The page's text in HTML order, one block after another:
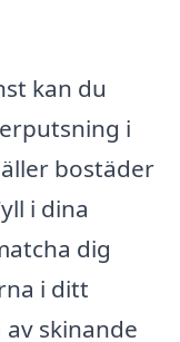
kan du
i
bostäder
i dina
dig
i ditt
skinande